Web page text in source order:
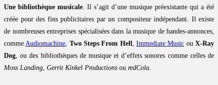
Une bibliothèque musicale . Il s’agit d’une musique préexistante qui a été
créée pour des fins publicitaires par un compositeur indépendant. Il existe
de nombreuses entreprises spécialisées dans la musique de bandes-annonces,
comme Audiomachine Two Steps From Hell ,Immediate Music ouX-Ray
Dog , ou des bibliothèques de musique et d’effets sonores comme celles de
Moss Landing Gerrit Kinkel Productions ou redCola